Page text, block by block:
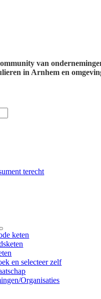
van
in Arnhem en
terecht
keten
en selecteer zelf
Organisaties